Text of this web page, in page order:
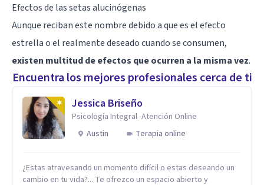
Efectos de las setas alucinógenas
Aunque reciban este nombre debido a que es el efecto
estrella o el realmente deseado cuando se consumen,
existen multitud de efectos que ocurren a la misma vez.
Encuentra los mejores profesionales cerca de ti
Jessica Briseño
Psicología Integral -Atención Online
Austin
Terapia online
¿Estas atravesando un momento difícil o estas deseando un
cambio en tu vida?... Te ofrezco un espacio abierto y